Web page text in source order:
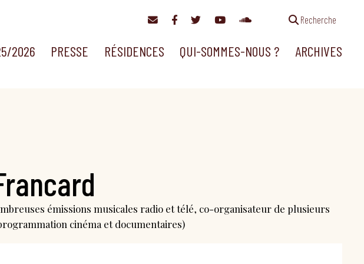
Recherche
2026 PRESSE RÉSIDENCES QUI-SOMMES-NOUS ? ARCHIVES
émissions musicales radio et télé, co-organisateur de plusieurs
cinéma et documentaires)